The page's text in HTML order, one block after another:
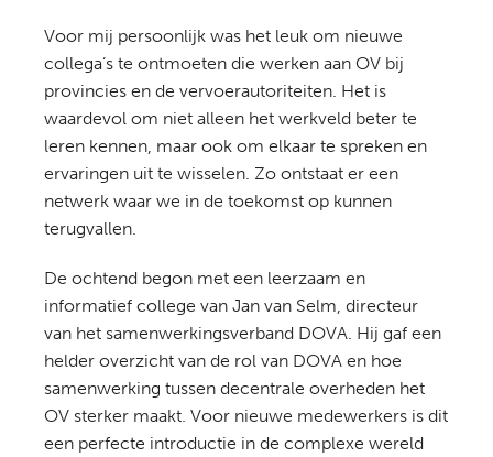
Voor mij persoonlijk was het leuk om nieuwe
collega’s te ontmoeten die werken aan OV bij
provincies en de vervoerautoriteiten. Het is
waardevol om niet alleen het werkveld beter te
leren kennen, maar ook om elkaar te spreken en
ervaringen uit te wisselen. Zo ontstaat er een
netwerk waar we in de toekomst op kunnen
terugvallen.
De ochtend begon met een leerzaam en
informatief college van Jan van Selm, directeur
van het samenwerkingsverband DOVA. Hij gaf een
helder overzicht van de rol van DOVA en hoe
samenwerking tussen decentrale overheden het
OV sterker maakt. Voor nieuwe medewerkers is dit
een perfecte introductie in de complexe wereld